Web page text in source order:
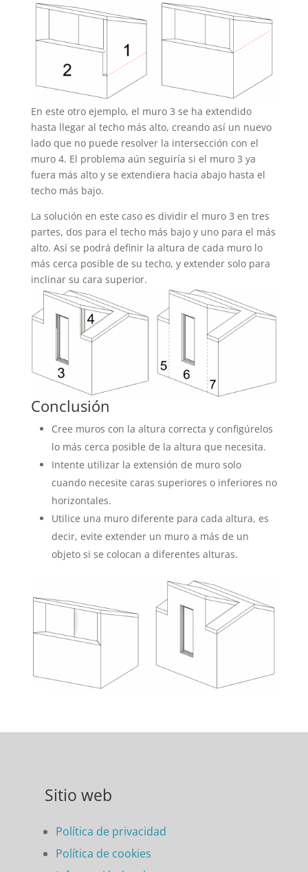
En este otro ejemplo, el muro 3 se ha extendido
hasta llegar al techo más alto, creando así un nuevo
lado que no puede resolver la intersección con el
muro 4. El problema aún seguiría si el muro 3 ya
fuera más alto y se extendiera hacia abajo hasta el
techo más bajo.
La solución en este caso es dividir el muro 3 en tres
partes, dos para el techo más bajo y uno para el más
alto. Así se podrá definir la altura de cada muro lo
más cerca posible de su techo, y extender solo para
inclinar su cara superior.
Conclusión
Cree muros con la altura correcta y configúrelos
lo más cerca posible de la altura que necesita.
Intente utilizar la extensión de muro solo
cuando necesite caras superiores o inferiores no
horizontales.
Utilice una muro diferente para cada altura, es
decir, evite extender un muro a más de un
objeto si se colocan a diferentes alturas.
Sitio web
Política de privacidad
Política de cookies